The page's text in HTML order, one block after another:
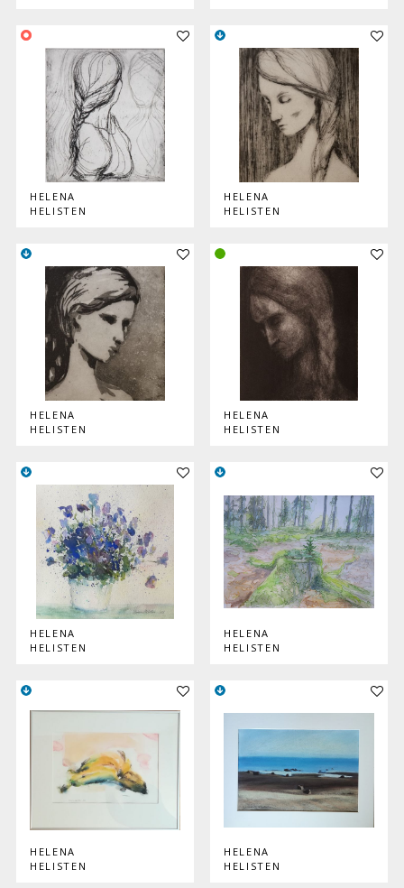
Lisää teos kokoelmaan
HELENA
HELISTEN
Lisää
HELENA
HELISTEN
Lisää teos kokoelmaan
HELENA
HELISTEN
Lisää
HELENA
HELISTEN
Lisää teos kokoelmaan
HELENA
HELISTEN
Lisää
HELENA
HELISTEN
Lisää teos kokoelmaan
HELENA
HELISTEN
Lisää
HELENA
HELISTEN